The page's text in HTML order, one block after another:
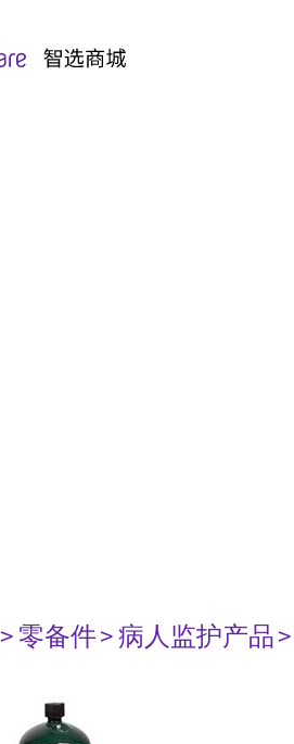
> 零备件> 病人监护产品